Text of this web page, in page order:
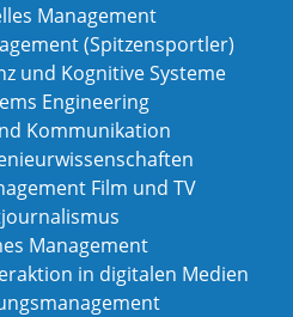
Management
(Spitzensportler)
und Kognitive Systeme
Engineering
Kommunikation
Film und TV
Management
in digitalen Medien